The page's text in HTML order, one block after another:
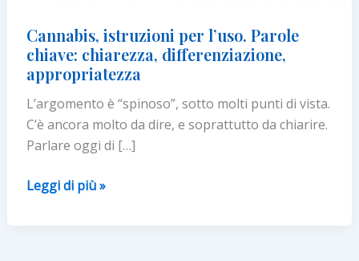
Cannabis, istruzioni per l’uso. Parole
chiave: chiarezza, differenziazione,
appropriatezza
L’argomento è “spinoso”, sotto molti punti di vista.
C’è ancora molto da dire, e soprattutto da chiarire.
Parlare oggi di […]
Cannabis,
Leggi di più »